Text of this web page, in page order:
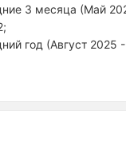
3 месяца (Май
год (Август